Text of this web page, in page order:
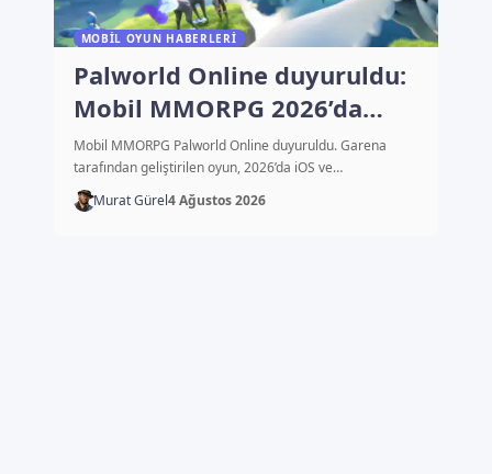
MOBIL OYUN HABERLERI
Palworld Online duyuruldu:
Mobil MMORPG 2026’da
çıkacak
Mobil MMORPG Palworld Online duyuruldu. Garena
tarafından geliştirilen oyun, 2026’da iOS ve…
Murat Gürel4 Ağustos 2026